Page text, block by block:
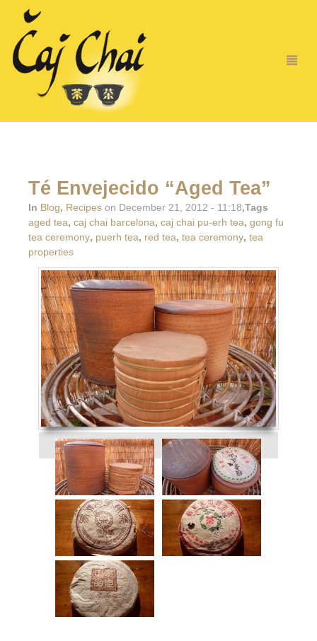
Té Envejecido “Aged Tea”
In Blog, Recipes on December 21, 2012 - 11:18,Tags
aged tea, caj chai barcelona, caj chai pu-erh tea, gong fu
tea ceremony, puerh tea, red tea, tea ceremony, tea
properties